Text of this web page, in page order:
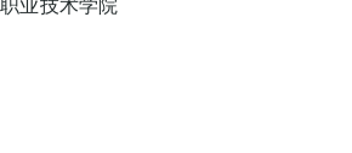
职业技术学院